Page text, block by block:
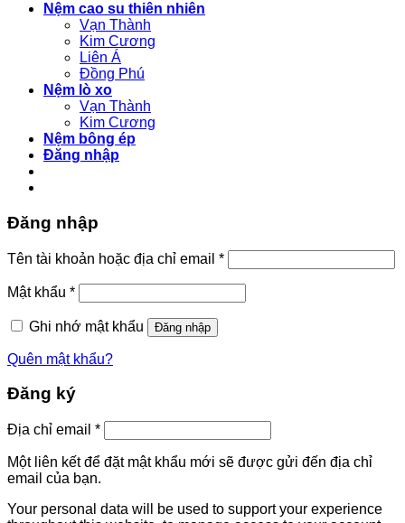
Nệm cao su thiên nhiên
Vạn Thành
Kim Cương
Liên Á
Đồng Phú
Nệm lò xo
Vạn Thành
Kim Cương
Nệm bông ép
Đăng nhập
Đăng nhập
Tên tài khoản hoặc địa chỉ email *Bắt
buộc
Mật khẩu *Bắt
buộc
Ghi nhớ mật khẩu
Đăng nhập
Quên mật khẩu?
Đăng ký
Địa chỉ email *Bắt
buộc
Một liên kết để đặt mật khẩu mới sẽ được gửi đến địa chỉ
email của bạn.
Your personal data will be used to support your experience